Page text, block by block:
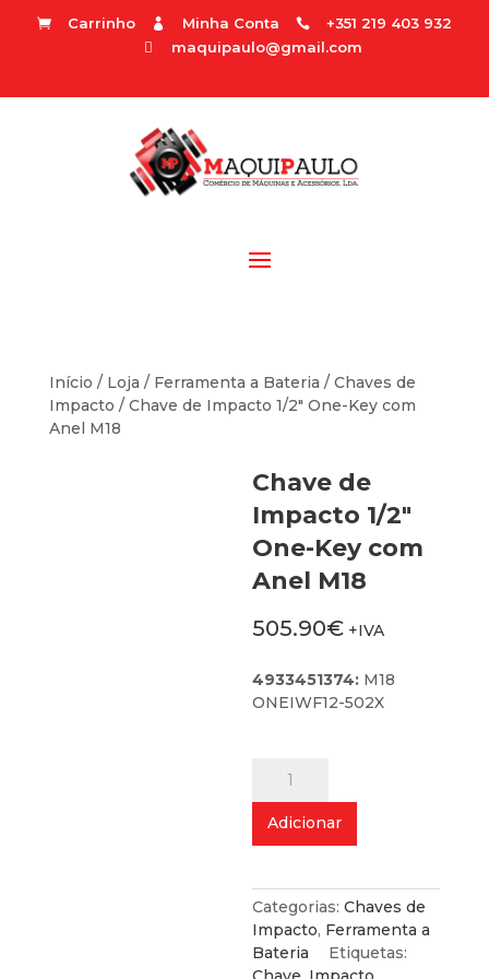
 Carrinho  Minha Conta  +351 219 403 932
 maquipaulo@gmail.com
Início / Loja / Ferramenta a Bateria / Chaves de
Impacto / Chave de Impacto 1/2″ One-Key com
Anel M18
Chave de
Impacto 1/2″
One-Key com
Anel M18
505.90€ +IVA
4933451374: M18
ONEIWF12-502X
Chave
One-
Key
com
Anel
Adicionar
Categorias:Chaves de
Impacto, Ferramenta a
Bateria
Etiquetas: